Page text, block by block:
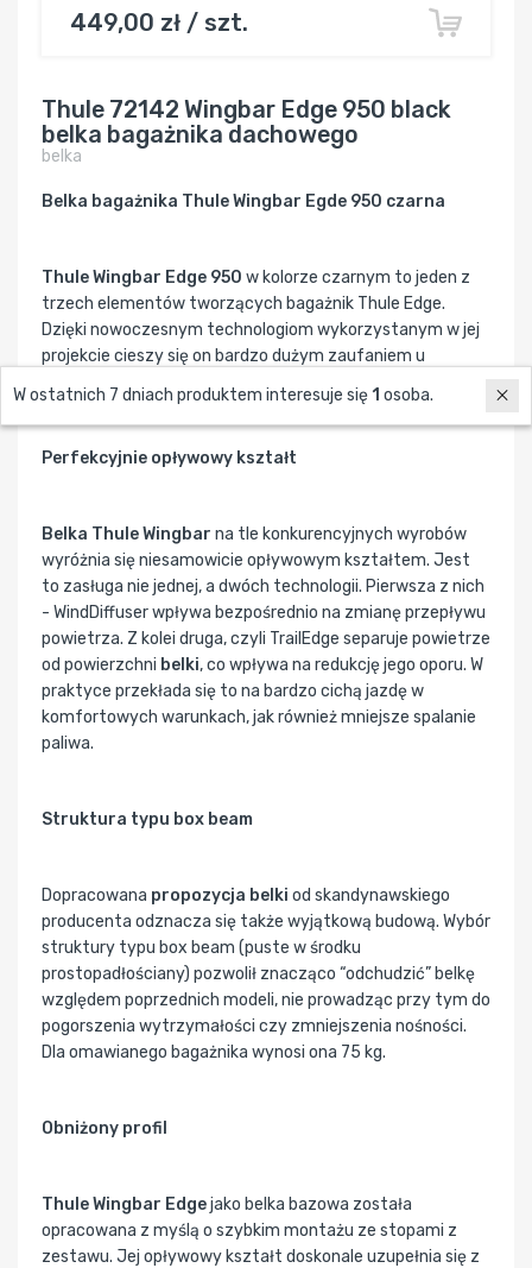
449,00 zł / szt.
Thule 72142 Wingbar Edge 950 black
belka bagażnika dachowego
belka
Belka bagażnika Thule Wingbar Egde 950 czarna
Thule Wingbar Edge 950 w kolorze czarnym to jeden z
trzech elementów tworzących bagażnik Thule Edge.
Dzięki nowoczesnym technologiom wykorzystanym w jej
projekcie cieszy się on bardzo dużym zaufaniem u
Perfekcyjnie opływowy kształt
Belka Thule Wingbar na tle konkurencyjnych wyrobów
wyróżnia się niesamowicie opływowym kształtem. Jest
to zasługa nie jednej, a dwóch technologii. Pierwsza z nich
- WindDiffuser wpływa bezpośrednio na zmianę przepływu
powietrza. Z kolei druga, czyli TrailEdge separuje powietrze
od powierzchni belki, co wpływa na redukcję jego oporu. W
praktyce przekłada się to na bardzo cichą jazdę w
komfortowych warunkach, jak również mniejsze spalanie
paliwa.
Struktura typu box beam
Dopracowana propozycja belki od skandynawskiego
producenta odznacza się także wyjątkową budową. Wybór
struktury typu box beam (puste w środku
prostopadłościany) pozwolił znacząco “odchudzić” belkę
względem poprzednich modeli, nie prowadząc przy tym do
pogorszenia wytrzymałości czy zmniejszenia nośności.
Dla omawianego bagażnika wynosi ona 75 kg.
Obniżony profil
Thule Wingbar Edgejako belka bazowa została
opracowana z myślą o szybkim montażu ze stopami z
zestawu. Jej opływowy kształt doskonale uzupełnia się z
W ostatnich 7 dniach produktem interesuje się 1 osoba.